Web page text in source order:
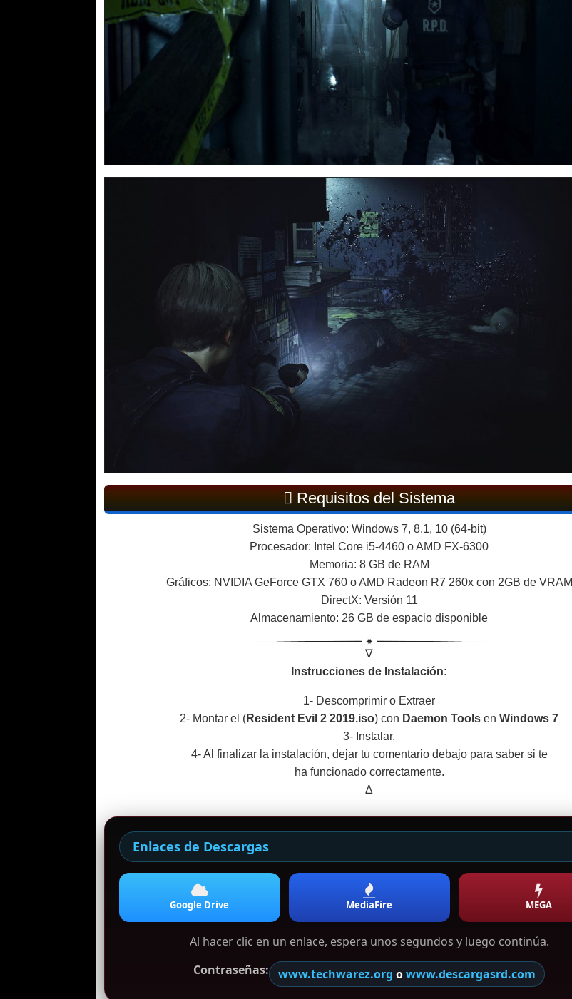
Requisitos del Sistema
Sistema Operativo: Windows 7, 8.1, 10 (64-bit)
Procesador: Intel Core i5-4460 o AMD FX-6300
Memoria: 8 GB de RAM
Gráficos: NVIDIA GeForce GTX 760 o AMD Radeon R7 260x con 2GB de VRAM
DirectX: Versión 11
Almacenamiento: 26 GB de espacio disponible
∇
Instrucciones de Instalación:
1- Descomprimir o Extraer
2- Montar el (Resident Evil 2 2019.iso) con Daemon Tools enWindows 7
3- Instalar.
4- Al finalizar la instalación, dejar tu comentario debajo para saber si te
ha funcionado correctamente.
Δ
Enlaces de Descargas
Google Drive MediaFire MEGA
Al hacer clic en un enlace, espera unos segundos y luego continúa.
Contraseñas: www.techwarez.orgowww.descargasrd.com